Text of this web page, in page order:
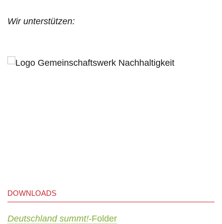
Wir unterstützen:
DOWNLOADS
Deutschland summt!-Folder